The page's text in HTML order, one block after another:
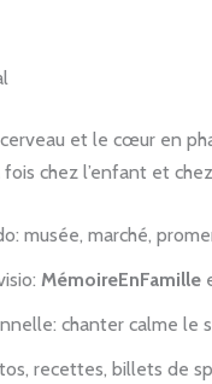
et le cœur en
chez l’enfant et
musée, marché,
MémoireEnFamille
chanter calme le
recettes, billets de